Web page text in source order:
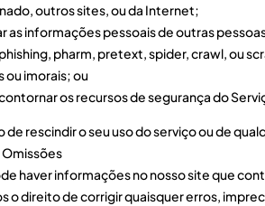
outros sites, ou da Internet;
as informações pessoais de outras
pharm, pretext, spider, crawl, ou
ou imorais; ou
os recursos de segurança do
de rescindir o seu uso do serviço ou de
Omissões
haver informações no nosso site que
o direito de corrigir quaisquer erros,